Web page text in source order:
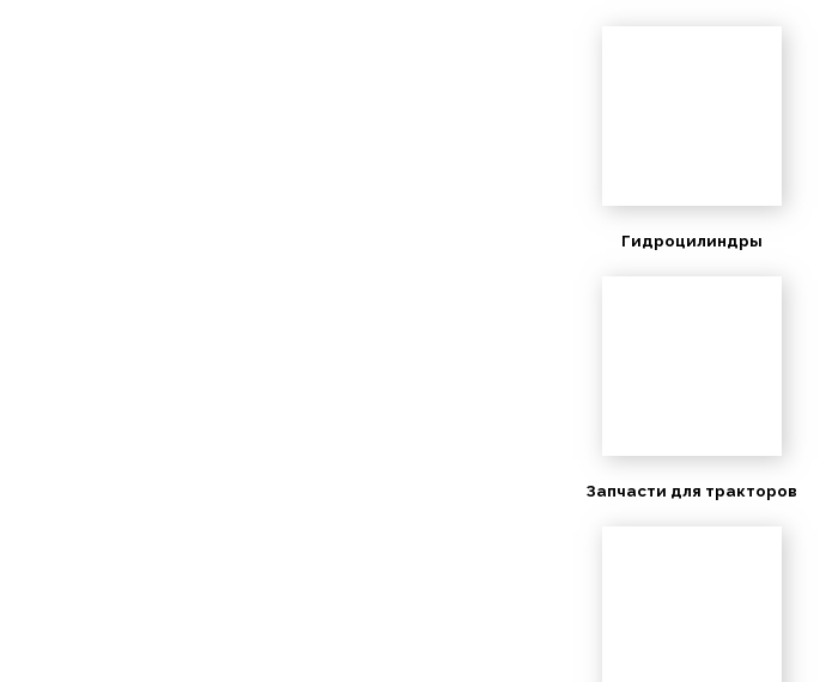
Гидроцилиндры
Запчасти для тракторов